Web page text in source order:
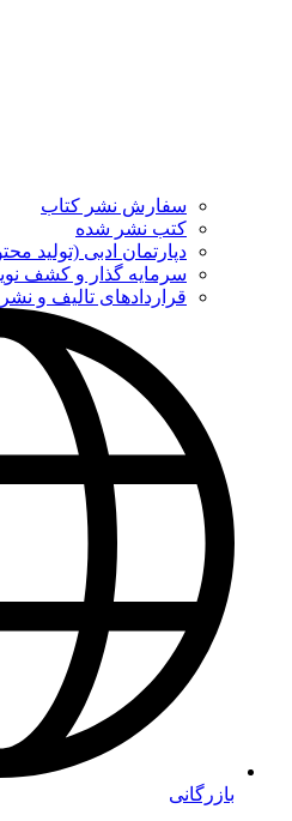
سفارش نشر کتاب
کتب نشر شده
دپارتمان ادبی (تولید
سرمایه گذار و کشف
قراردادهای تالیف و نشر
بازرگانی